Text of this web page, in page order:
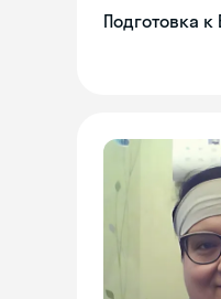
Подготовка к